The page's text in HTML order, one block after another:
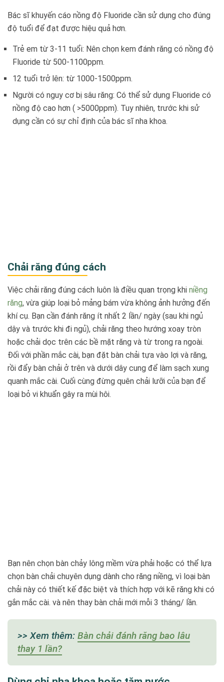
Bác sĩ khuyến cáo nồng độ Fluoride cần sử dụng cho đúng
độ tuổi để đạt được hiệu quả hơn.
Trẻ em từ 3-11 tuổi: Nên chọn kem đánh răng có nồng độ
Fluoride từ 500-1100ppm.
12 tuổi trở lên: từ 1000-1500ppm.
Người có nguy cơ bị sâu răng: Có thể sử dụng Fluoride có
nồng độ cao hơn ( >5000ppm). Tuy nhiên, trước khi sử
dụng cần có sự chỉ định của bác sĩ nha khoa.
Chải răng đúng cách
Việc chải răng đúng cách luôn là điều quan trọng khi niềng
răng, vừa giúp loại bỏ mảng bám vừa không ảnh hưởng đến
khí cụ. Bạn cần đánh răng ít nhất 2 lần/ ngày (sau khi ngủ
dậy và trước khi đi ngủ), chải răng theo hướng xoay tròn
hoặc chải dọc trên các bề mặt răng và từ trong ra ngoài.
Đối với phần mắc cài, bạn đặt bàn chải tựa vào lợi và răng,
rồi đẩy bàn chải ở trên và dưới dây cung để làm sạch xung
quanh mắc cài. Cuối cùng đừng quên chải lưỡi của bạn để
loại bỏ vi khuẩn gây ra mùi hôi.
Bạn nên chọn bàn chảy lông mềm vừa phải hoặc có thể lựa
chọn bàn chải chuyên dụng dành cho răng niềng, vì loại bàn
chải này có thiết kế đặc biệt và thích hợp với kẽ răng khi có
gắn mắc cài. và nên thay bàn chải mới mỗi 3 tháng/ lần.
>> Xem thêm: Bàn chải đánh răng bao lâu
thay 1 lần?